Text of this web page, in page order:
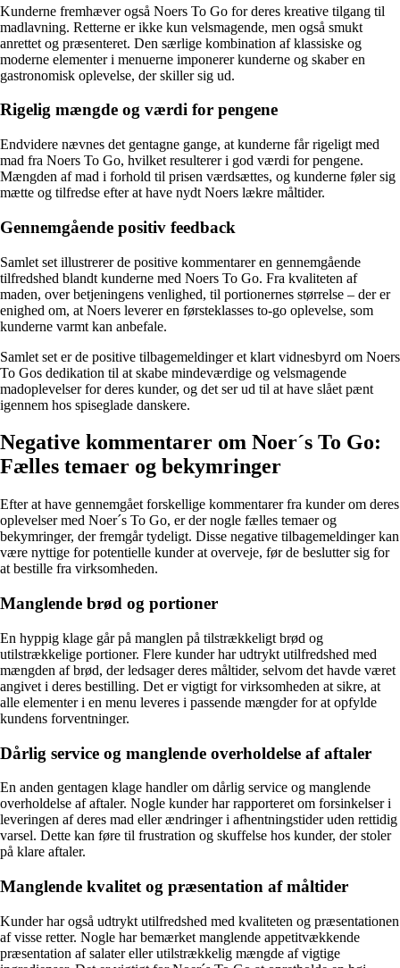
Kunderne fremhæver også Noers To Go for deres kreative tilgang til
madlavning. Retterne er ikke kun velsmagende, men også smukt
anrettet og præsenteret. Den særlige kombination af klassiske og
moderne elementer i menuerne imponerer kunderne og skaber en
gastronomisk oplevelse, der skiller sig ud.
Rigelig mængde og værdi for pengene
Endvidere nævnes det gentagne gange, at kunderne får rigeligt med
mad fra Noers To Go, hvilket resulterer i god værdi for pengene.
Mængden af mad i forhold til prisen værdsættes, og kunderne føler sig
mætte og tilfredse efter at have nydt Noers lækre måltider.
Gennemgående positiv feedback
Samlet set illustrerer de positive kommentarer en gennemgående
tilfredshed blandt kunderne med Noers To Go. Fra kvaliteten af
maden, over betjeningens venlighed, til portionernes størrelse – der er
enighed om, at Noers leverer en førsteklasses to-go oplevelse, som
kunderne varmt kan anbefale.
Samlet set er de positive tilbagemeldinger et klart vidnesbyrd om Noers
To Gos dedikation til at skabe mindeværdige og velsmagende
madoplevelser for deres kunder, og det ser ud til at have slået pænt
igennem hos spiseglade danskere.
Negative kommentarer om Noer´s To Go:
Fælles temaer og bekymringer
Efter at have gennemgået forskellige kommentarer fra kunder om deres
oplevelser med Noer´s To Go, er der nogle fælles temaer og
bekymringer, der fremgår tydeligt. Disse negative tilbagemeldinger kan
være nyttige for potentielle kunder at overveje, før de beslutter sig for
at bestille fra virksomheden.
Manglende brød og portioner
En hyppig klage går på manglen på tilstrækkeligt brød og
utilstrækkelige portioner. Flere kunder har udtrykt utilfredshed med
mængden af brød, der ledsager deres måltider, selvom det havde været
angivet i deres bestilling. Det er vigtigt for virksomheden at sikre, at
alle elementer i en menu leveres i passende mængder for at opfylde
kundens forventninger.
Dårlig service og manglende overholdelse af aftaler
En anden gentagen klage handler om dårlig service og manglende
overholdelse af aftaler. Nogle kunder har rapporteret om forsinkelser i
leveringen af deres mad eller ændringer i afhentningstider uden rettidig
varsel. Dette kan føre til frustration og skuffelse hos kunder, der stoler
på klare aftaler.
Manglende kvalitet og præsentation af måltider
Kunder har også udtrykt utilfredshed med kvaliteten og præsentationen
af visse retter. Nogle har bemærket manglende appetitvækkende
præsentation af salater eller utilstrækkelig mængde af vigtige